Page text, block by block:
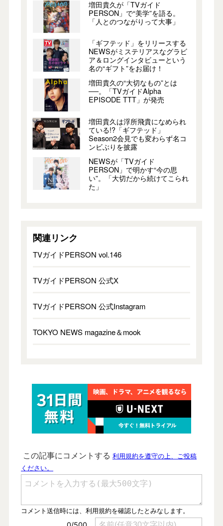
増田貴久が「TVガイド
PERSON」で“美学”を語る。
「人とのつながりって大事」
「ギフテッド」をリリースする
NEWSがミステリアスなグラビ
ア＆ロングインタビューという
名の“ギフト”をお届け！
増田貴久の“大切なもの”とは
──。「TVガイドAlpha
EPISODE TTT」が発売
増田貴久は浮所飛貴になめられ
ている!?「ギフテッド」
Season2会見でも変わらず名コ
ンビぶりを披露
NEWSが「TVガイド
PERSON」で明かす“今の思
い”。「大切だから続けてこられ
た」
関連リンク
TVガイドPERSON vol.146
TVガイドPERSON 公式X
TVガイドPERSON 公式Instagram
TOKYO NEWS magazine＆mook